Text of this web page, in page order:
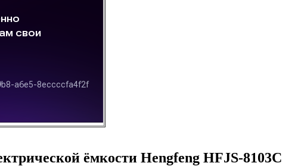
ёмкости Hengfeng HFJS-8103C